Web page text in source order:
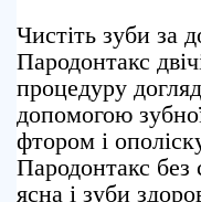
Чистіть зуби за
Пародонтакс
процедуру
допомогою
фтором і
Пародонтакс
ясна і зуби